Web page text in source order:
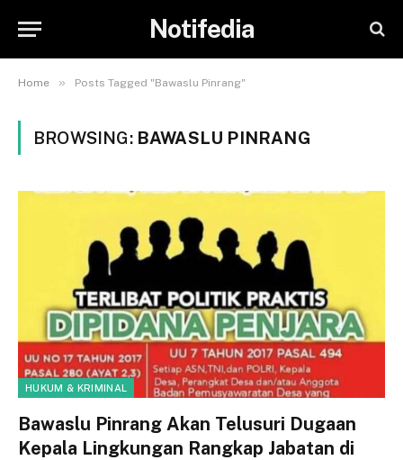
Notifedia
Home » Posts Tagged "Bawaslu Pinrang"
BROWSING: BAWASLU PINRANG
HUKUM & KRIMINAL
Bawaslu Pinrang Akan Telusuri Dugaan
Kepala Lingkungan Rangkap Jabatan di